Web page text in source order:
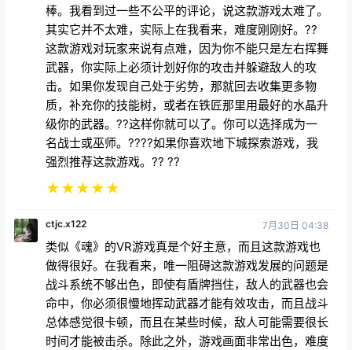
棒。我看到过一些不公平的评论，说这款游戏太难了。
其实它并不太难，实际上在我看来，难度刚刚好。??
这款游戏对玩家来说有点难，因为你不能只是左右挥舞
武器，你实际上必须计划好你的攻击并躲避敌人的攻
击。如果你发现自己处于劣势，那就回去收集更多物
质，补充你的技能树，或者在铁匠那里用最好的水晶升
级你的武器。??这样你就可以了。你可以选择成为一
名战士或巫师。????如果你喜欢地下城探索游戏，我
强烈推荐这款游戏。?? ??
★★★★★
ctjc.x122 7月30日 04:38
类似《魂》的VR游戏真是个好主意，而且这款游戏也
做得很好。在我看来，唯一阻碍这款游戏发展的问题是
战斗系统不够出色，即使有盾牌挡住，敌人的武器也会
命中，你必须很慢地挥动武器才能有效攻击，而且战斗
总体感觉很卡顿，而且在某些时候，敌人可能需要很长
时间才能被击杀。除此之外，游戏画面非常出色，难度